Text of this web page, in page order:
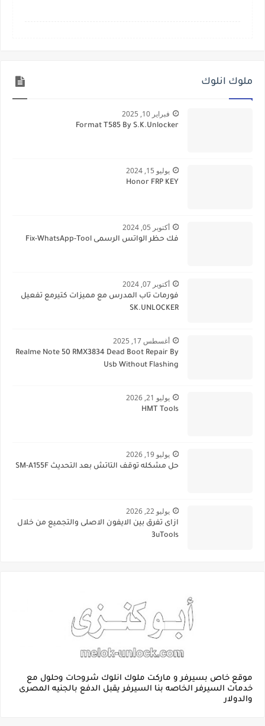
ملوك انلوك
فبراير 10, 2025
Format T585 By S.K.Unlocker
يوليو 15, 2024
Honor FRP KEY
أكتوبر 05, 2024
فك حظر الواتس الرسمى Fix-WhatsApp-Tool
أكتوبر 07, 2024
فورمات تاب المدرس مع مميزات كتيرمع تفعيل
SK.UNLOCKER
أغسطس 17, 2025
Realme Note 50 RMX3834 Dead Boot Repair By
Usb Without Flashing
يوليو 21, 2026
HMT Tools
يوليو 19, 2026
حل مشكله توقف التاتش بعد التحديث SM-A155F
يوليو 22, 2026
ازاى تفرق بين الايفون الاصلى والتجميع من خلال
3uTools
موقع خاص بسيرفر و ماركت ملوك انلوك شروحات وحلول مع
خدمات السيرفر الخاصه بنا السيرفر يقبل الدفع بالجنيه المصرى
والدولار